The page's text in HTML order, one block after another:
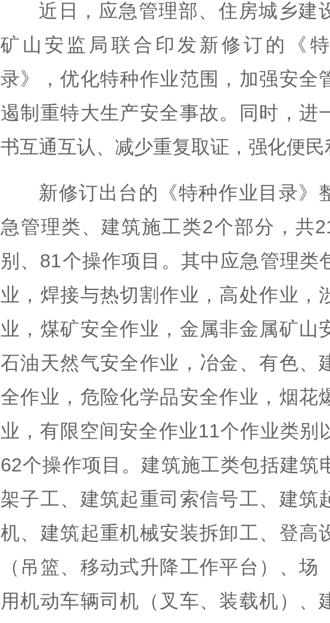
近日，应急管理部、住房城乡建
矿山安监局联合印发新修订的《
录》，优化特种作业范围，加强安全
遏制重特大生产安全事故。同时，进
书互通互认、减少重复取证，强化便民
新修订出台的《特种作业目录》
急管理类、建筑施工类2个部分，共
别、81个操作项目。其中应急管理类
业，焊接与热切割作业，高处作业，
业，煤矿安全作业，金属非金属矿山
石油天然气安全作业，冶金、有色、
全作业，危险化学品安全作业，烟花
业，有限空间安全作业11个作业类别
62个操作项目。建筑施工类包括建筑
架子工、建筑起重司索信号工、建筑
机、建筑起重机械安装拆卸工、登高
（吊篮、移动式升降工作平台）、场
用机动车辆司机（叉车、装载机）、